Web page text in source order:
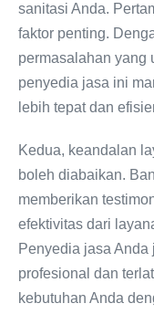
sanitasi Anda.
faktor penting.
permasalahan yang
penyedia jasa ini
lebih tepat dan
Kedua, keandalan
boleh diabaikan.
memberikan
efektivitas dari
Penyedia jasa
profesional dan
kebutuhan Anda